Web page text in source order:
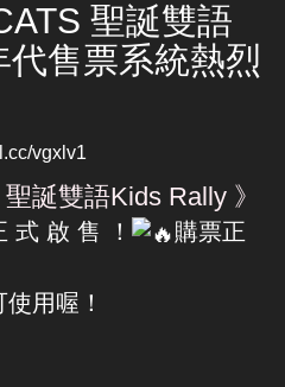
聖誕雙語
售票系統熱烈
vgxlv1
誕雙語Kids Rally 》
式 啟 售 ！
購票正
用喔！